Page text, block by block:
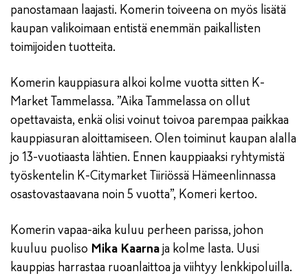
panostamaan laajasti. Komerin toiveena on myös lisätä
kaupan valikoimaan entistä enemmän paikallisten
toimijoiden tuotteita.
Komerin kauppiasura alkoi kolme vuotta sitten K-
Market Tammelassa. ”Aika Tammelassa on ollut
opettavaista, enkä olisi voinut toivoa parempaa paikkaa
kauppiasuran aloittamiseen. Olen toiminut kaupan alalla
jo 13-vuotiaasta lähtien. Ennen kauppiaaksi ryhtymistä
työskentelin K-Citymarket Tiiriössä Hämeenlinnassa
osastovastaavana noin 5 vuotta”, Komeri kertoo.
Komerin vapaa-aika kuluu perheen parissa, johon
kuuluu puoliso Mika Kaarnaja kolme lasta. Uusi
kauppias harrastaa ruoanlaittoa ja viihtyy lenkkipoluilla.